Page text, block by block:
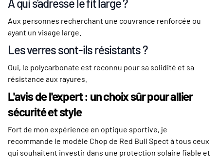
À qui s'adresse le fit large ?
Aux personnes recherchant une couvrance renforcée ou
ayant un visage large.
Les verres sont-ils résistants ?
Oui, le polycarbonate est reconnu pour sa solidité et sa
résistance aux rayures.
L'avis de l'expert : un choix sûr pour allier
sécurité et style
Fort de mon expérience en optique sportive, je
recommande le modèle Chop de Red Bull Spect à tous ceux
qui souhaitent investir dans une protection solaire fiable et